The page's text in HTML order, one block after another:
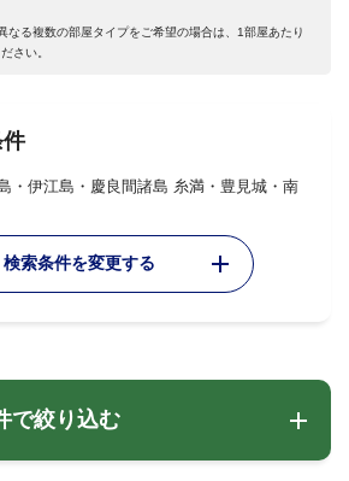
る複数の部屋タイプをご希望の場合は、1部屋あたり
さい。
・伊江島・慶良間諸島 糸満・豊見城・南
検索条件を変更する
で絞り込む